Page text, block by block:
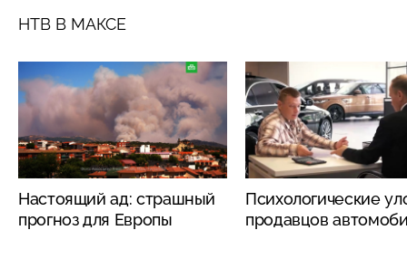
НТВ В МАКСЕ
Настоящий ад: страшный
прогноз для Европы
Психологические
продавцов